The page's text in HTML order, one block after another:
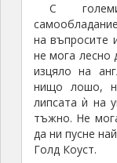
С
на въпросите
не мога лесно
изцяло на
нищо лошо,
липсата ѝ на
тъжно. Не
да ни пусне
Голд Коуст.